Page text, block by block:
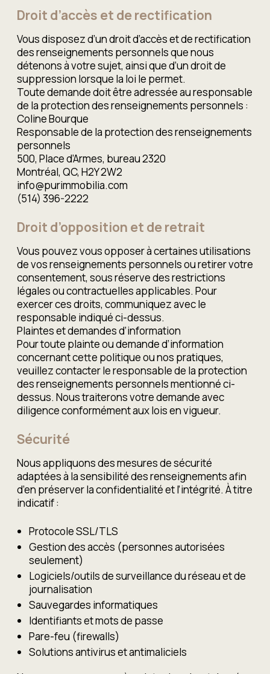
Droit d’accès et de rectification
Vous disposez d’un droit d’accès et de rectification
des renseignements personnels que nous
détenons à votre sujet, ainsi que d’un droit de
suppression lorsque la loi le permet.
Toute demande doit être adressée au responsable
de la protection des renseignements personnels :
Coline Bourque
Responsable de la protection des renseignements
personnels
500, Place d’Armes, bureau 2320
Montréal, QC, H2Y 2W2
info@purimmobilia.com
(514) 396-2222
Droit d’opposition et de retrait
Vous pouvez vous opposer à certaines utilisations
de vos renseignements personnels ou retirer votre
consentement, sous réserve des restrictions
légales ou contractuelles applicables. Pour
exercer ces droits, communiquez avec le
responsable indiqué ci-dessus.
Plaintes et demandes d’information
Pour toute plainte ou demande d’information
concernant cette politique ou nos pratiques,
veuillez contacter le responsable de la protection
des renseignements personnels mentionné ci-
dessus. Nous traiterons votre demande avec
diligence conformément aux lois en vigueur.
Sécurité
Nous appliquons des mesures de sécurité
adaptées à la sensibilité des renseignements afin
d’en préserver la confidentialité et l’intégrité. À titre
indicatif :
Protocole SSL/TLS
Gestion des accès (personnes autorisées
seulement)
Logiciels/outils de surveillance du réseau et de
journalisation
Sauvegardes informatiques
Identifiants et mots de passe
Pare-feu (firewalls)
Solutions antivirus et antimaliciels